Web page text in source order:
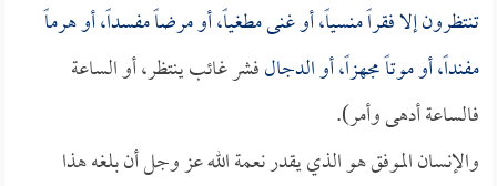
تنتظرون إلا فقراً منسياً، أو غنى مطغياً، أو مرضاً مفسداً، أو هرماً
مفنداً، أو موتاً مجهزاً، أوالدجالفشر غائب ينتظر، أو الساعة
فالساعة أدهى وأمر).
والإنسان الموفق هو الذي يقدر نعمة الله عز وجل أن بلغه هذا